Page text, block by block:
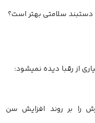
را بر روند افزایش سن